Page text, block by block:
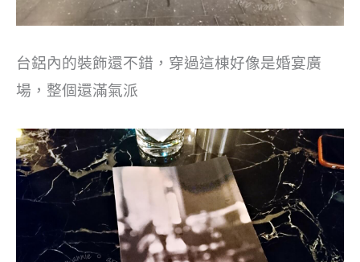
台鋁內的裝飾還不錯，穿過這棟好像是婚宴廣
場，整個還滿氣派